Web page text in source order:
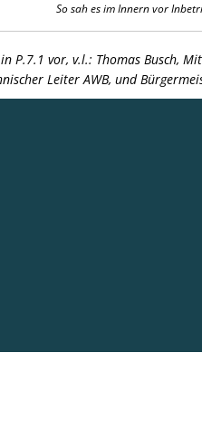
So sah es im Innern vor
P.7.1 vor, v.l.: Thomas Busch,
Leiter AWB, und